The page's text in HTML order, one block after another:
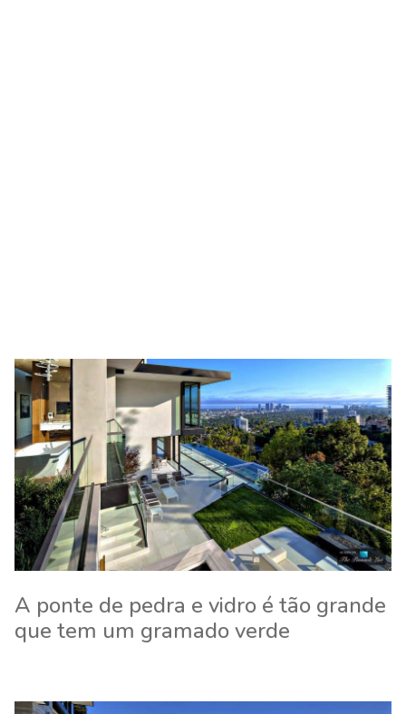
A ponte de pedra e vidro é tão grande
que tem um gramado verde